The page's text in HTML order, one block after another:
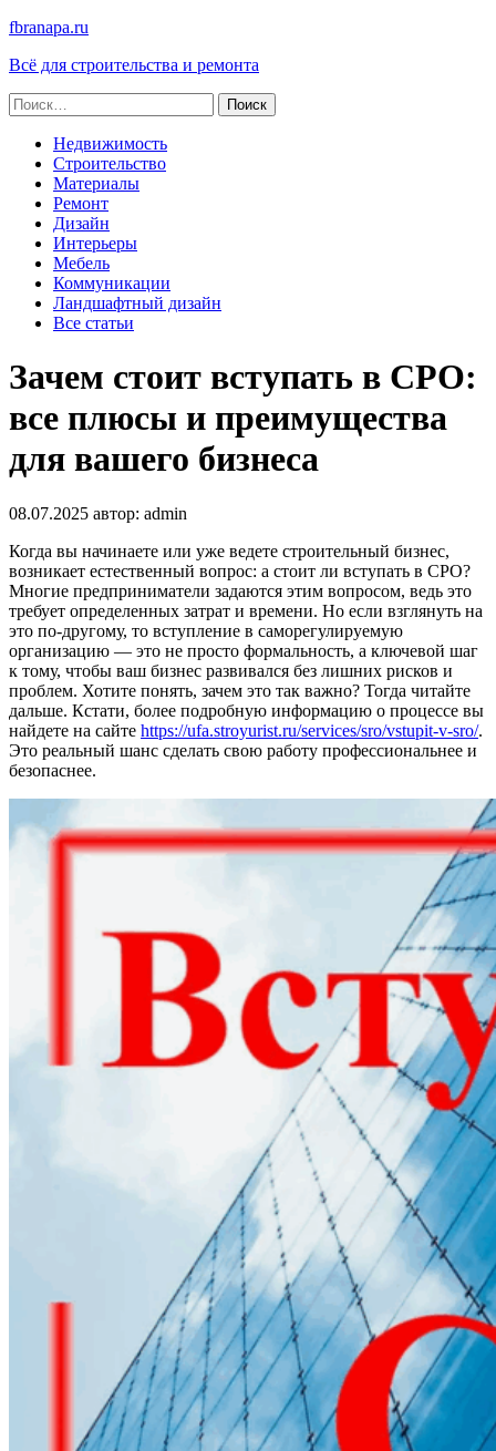
fbranapa.ru
Всё для строительства и ремонта
Найти:
Недвижимость
Строительство
Материалы
Ремонт
Дизайн
Интерьеры
Мебель
Коммуникации
Ландшафтный дизайн
Все статьи
Зачем стоит вступать в СРО:
все плюсы и преимущества
для вашего бизнеса
08.07.2025 автор: admin
Когда вы начинаете или уже ведете строительный бизнес,
возникает естественный вопрос: а стоит ли вступать в СРО?
Многие предприниматели задаются этим вопросом, ведь это
требует определенных затрат и времени. Но если взглянуть на
это по-другому, то вступление в саморегулируемую
организацию — это не просто формальность, а ключевой шаг
к тому, чтобы ваш бизнес развивался без лишних рисков и
проблем. Хотите понять, зачем это так важно? Тогда читайте
дальше. Кстати, более подробную информацию о процессе вы
найдете на сайте https://ufa.stroyurist.ru/services/sro/vstupit-v-sro/.
Это реальный шанс сделать свою работу профессиональнее и
безопаснее.